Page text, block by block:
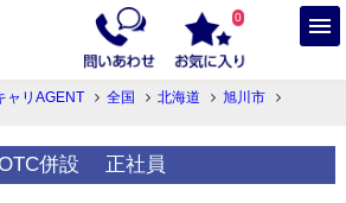
0
ャリAGENT 全国 北海道
旭川市
併設 正社員